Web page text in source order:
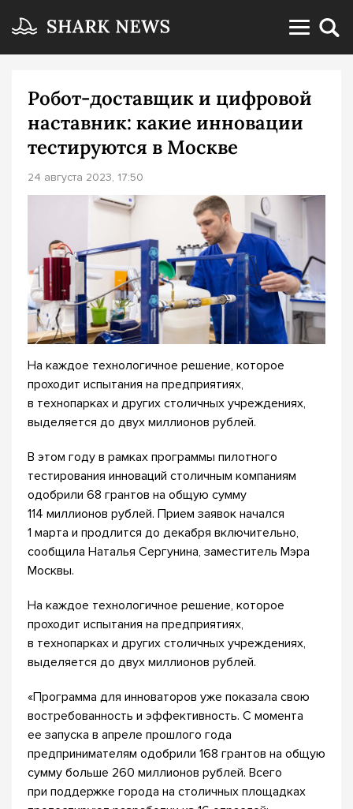
Робот-доставщик и цифровой
наставник: какие инновации
тестируются в Москве
24 августа 2023, 17:50
На каждое технологичное решение, которое
проходит испытания на предприятиях,
в технопарках и других столичных учреждениях,
выделяется до двух миллионов рублей.
В этом году в рамках программы пилотного
тестирования инноваций столичным компаниям
одобрили 68 грантов на общую сумму
114 миллионов рублей. Прием заявок начался
1 марта и продлится до декабря включительно,
сообщила Наталья Сергунина, заместитель Мэра
Москвы.
На каждое технологичное решение, которое
проходит испытания на предприятиях,
в технопарках и других столичных учреждениях,
выделяется до двух миллионов рублей.
«Программа для инноваторов уже показала свою
востребованность и эффективность. С момента
ее запуска в апреле прошлого года
предпринимателям одобрили 168 грантов на общую
сумму больше 260 миллионов рублей. Всего
при поддержке города на столичных площадках